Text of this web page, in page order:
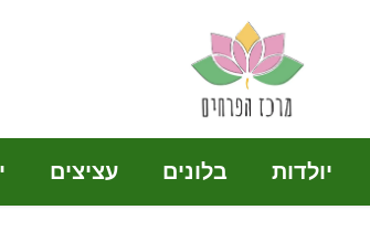
יולדות בלונים עציצים